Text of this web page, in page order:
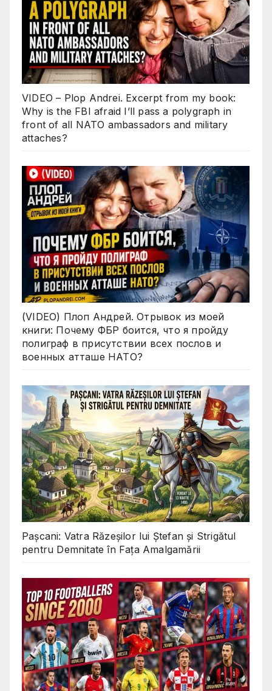
VIDEO – Plop Andrei. Excerpt from my book:
Why is the FBI afraid I’ll pass a polygraph in
front of all NATO ambassadors and military
attaches?
(VIDEO) Плоп Андрей. Отрывок из моей
книги: Почему ФБР боится, что я пройду
полиграф в присутствии всех послов и
военных атташе НАТО?
Pașcani: Vatra Răzeșilor lui Ștefan și Strigătul
pentru Demnitate în Fața Amalgamării